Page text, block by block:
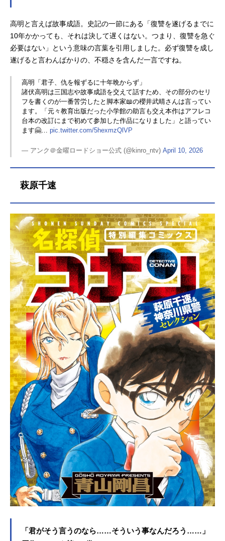
高明と言えば故事成語。史記の一節にある「復讐を遂げるまでに
10年かかっても、それは決して遅くはない。つまり、復讐を急ぐ
必要はない」という意味の言葉を引用しました。必ず復讐を成し
遂げると言わんばかりの、不穏さを含んだ一言ですね。
高明「君子、仇を報ずるに十年晩からず」
諸伏高明は三国志や故事成語を交えて話すため、その部分のセリ
フを書くのが一番苦労したと脚本家📖の櫻井武晴さんは言ってい
ます。「元々教育出版だった小学館の助言も交え本作はアフレコ
台本の改訂にまで初めて参加した作品になりました」と語ってい
ます🤗… pic.twitter.com/5hexmzQlVP
— アンク＠金曜ロードショー公式 (@kinro_ntv) April 10, 2026
萩原千速
「君がそう言うのなら……そういう事なんだろう……」